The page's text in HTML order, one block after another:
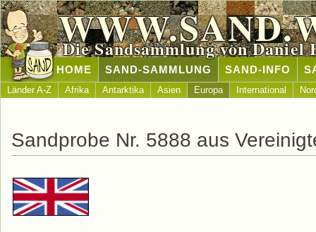
Die Sandsammlung von Daniel
HOME SAND-SAMMLUNG SAND-INFO
Länder A-Z Afrika Antarktika Asien Europa International
Sandprobe Nr. 5888 aus